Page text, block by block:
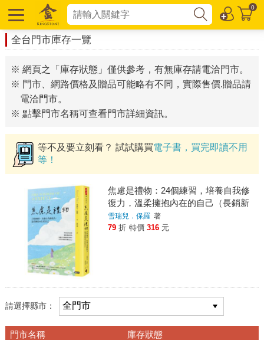
0
全台門市庫存一覽
※ 網頁之「庫存狀態」僅供參考，有無庫存請電洽門市。
※ 門市、網路價格及贈品可能略有不同，實際售價.贈品請
電洽門市。
※ 點擊門市名稱可查看門市詳細資訊。
等不及要立刻看？ 試試購買電子書，買完即讀不用
等！
焦慮是禮物：24個練習，培養自我修
復力，溫柔擁抱內在的自己（長銷新
版）
雪瑞兒．保羅 著
79 折 特價 316 元
請選擇縣市：
門市名稱 庫存狀態